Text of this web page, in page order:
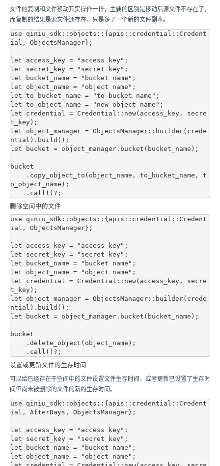
文件的复制和文件移动其实操作一样，主要的区别是移动后源文件不存在了，
而复制的结果是源文件还存在，只是多了一个新的文件副本。
use qiniu_sdk::objects::{apis::credential::Credent
ial, ObjectsManager};
let access_key = "access key";
let secret_key = "secret key";
let bucket_name = "bucket name";
let object_name = "object name";
let to_bucket_name = "to bucket name";
let to_object_name = "new object name";
let credential = Credential::new(access_key, secre
t_key);
let object_manager = ObjectsManager::builder(crede
ntial).build();
let bucket = object_manager.bucket(bucket_name);
bucket
o_object_name);
删除空间中的文件
use qiniu_sdk::objects::{apis::credential::Credent
ial, ObjectsManager};
let access_key = "access key";
let secret_key = "secret key";
let bucket_name = "bucket name";
let object_name = "object name";
let credential = Credential::new(access_key, secre
t_key);
let object_manager = ObjectsManager::builder(crede
ntial).build();
let bucket = object_manager.bucket(bucket_name);
bucket
设置或更新文件的生存时间
可以给已经存在于空间中的文件设置文件生存时间，或者更新已设置了生存时
间但尚未被删除的文件的新的生存时间。
use qiniu_sdk::objects::{apis::credential::Credent
ial, AfterDays, ObjectsManager};
let access_key = "access key";
let secret_key = "secret key";
let bucket_name = "bucket name";
let object_name = "object name";